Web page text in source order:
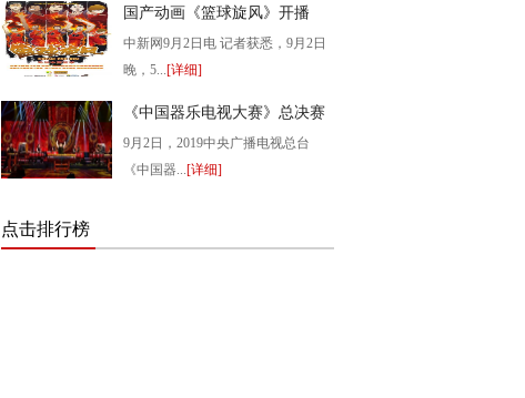
国产动画《篮球旋风》开播
中新网9月2日电 记者获悉，9月2日
晚，5...[详细]
《中国器乐电视大赛》总决赛
盛大开播
9月2日，2019中央广播电视总台
《中国器...[详细]
点击排行榜